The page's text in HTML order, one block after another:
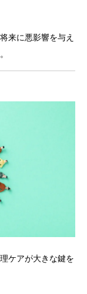
来に悪影響を与え
ケアが大きな鍵を